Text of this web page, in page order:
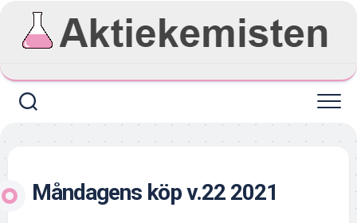
content
Måndagens köp v.22 2021